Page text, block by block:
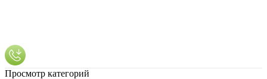
Просмотр категорий